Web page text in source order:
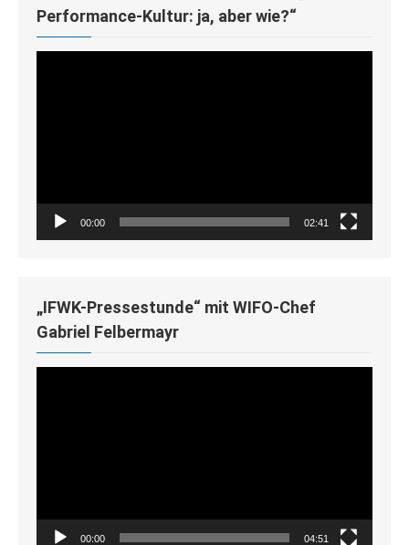
Performance-Kultur: ja, aber wie?“
00:00 02:41
„IFWK-Pressestunde“ mit WIFO-Chef
Gabriel Felbermayr
00:00 04:51